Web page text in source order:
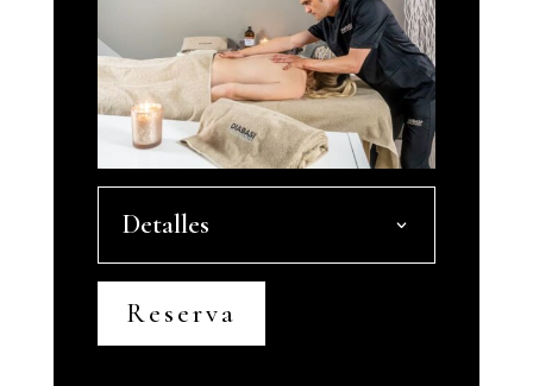
Detalles
Reserva